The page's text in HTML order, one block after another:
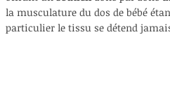
la musculature du dos de bébé
particulier le tissu se détend